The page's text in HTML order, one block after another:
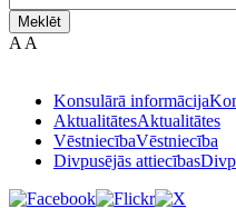
Meklēt
A A
Konsulārā informācija
AktualitātesAktualitātes
VēstniecībaVēstniecība
Divpusējās attiecības